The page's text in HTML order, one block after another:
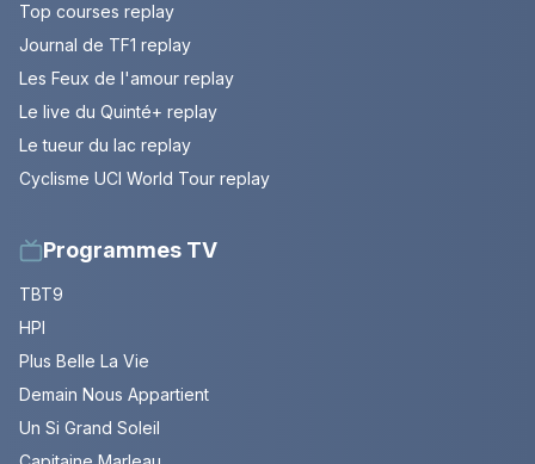
Top courses replay
Journal de TF1 replay
Les Feux de l'amour replay
Le live du Quinté+ replay
Le tueur du lac replay
Cyclisme UCI World Tour replay
Programmes TV
TBT9
HPI
Plus Belle La Vie
Demain Nous Appartient
Un Si Grand Soleil